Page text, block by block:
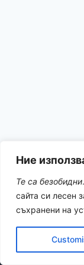
Ние
Те са безобидни
сайта си лесен
съхранени на
©